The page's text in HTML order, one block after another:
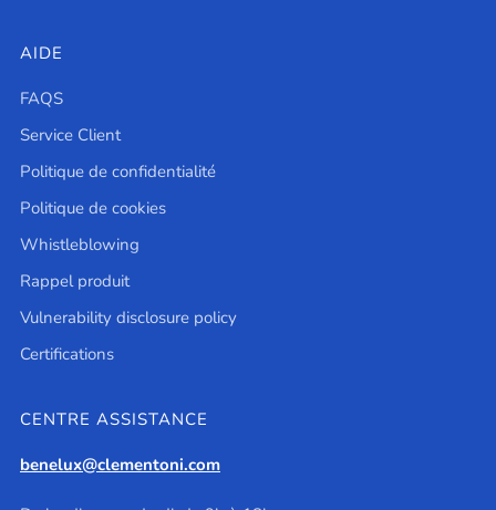
AIDE
FAQS
Service Client
Politique de confidentialité
Politique de cookies
Whistleblowing
Rappel produit
Vulnerability disclosure policy
Certifications
CENTRE ASSISTANCE
benelux@clementoni.com